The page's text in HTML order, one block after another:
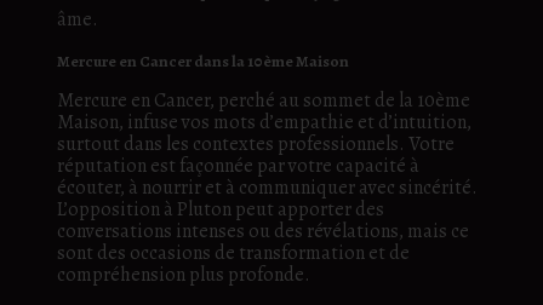
âme.
Mercure en Cancer dans la 10ème Maison
Mercure en Cancer, perché au sommet de la 10ème
Maison, infuse vos mots d’empathie et d’intuition,
surtout dans les contextes professionnels. Votre
réputation est façonnée par votre capacité à
écouter, à nourrir et à communiquer avec sincérité.
L’opposition à Pluton peut apporter des
conversations intenses ou des révélations, mais ce
sont des occasions de transformation et de
compréhension plus profonde.